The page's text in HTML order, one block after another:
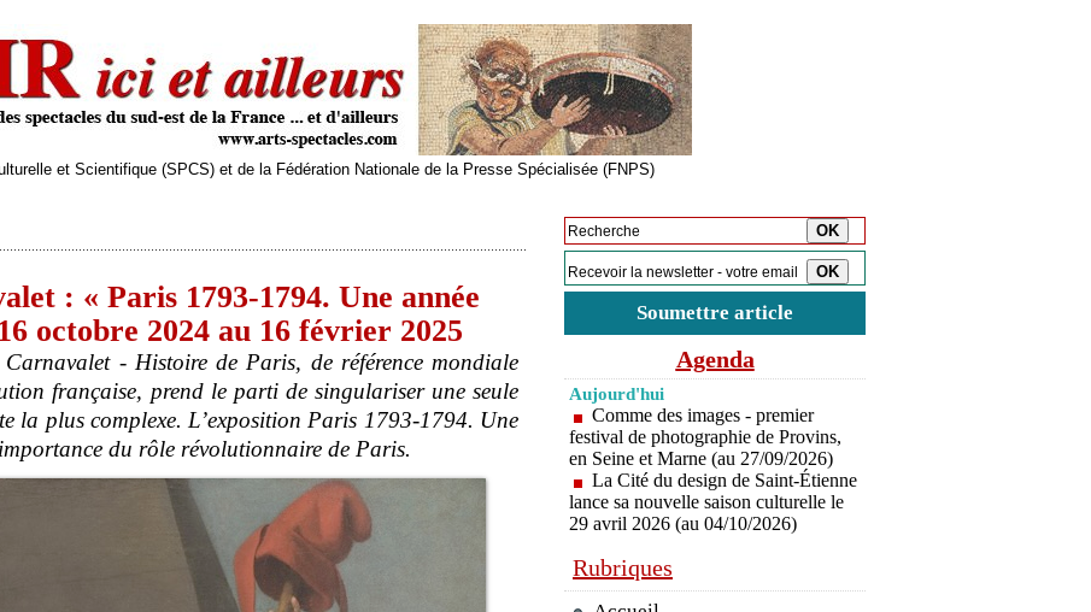
et Scientifique (SPCS) et de la Fédération Nationale de la Presse Spécialisée (FNPS)
: « Paris 1793-1794. Une année
octobre 2024 au 16 février 2025
- Histoire de Paris, de référence mondiale
française, prend le parti de singulariser une seule
la plus complexe. L’exposition Paris 1793-1794. Une
du rôle révolutionnaire de Paris.
Soumettre article
Agenda
Aujourd'hui
Comme des images - premier
festival de photographie de Provins,
en Seine et Marne (au 27/09/2026)
La Cité du design de Saint-Étienne
lance sa nouvelle saison culturelle le
29 avril 2026 (au 04/10/2026)
Rubriques